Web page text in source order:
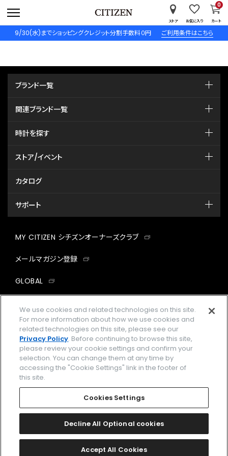
9/30(水)までショッピングクレジット分割手数料０円 ご利用条件はこちら
ストア お気に入り カート
0
ブランド一覧
関連ブランド一覧
時計を探す
ストア/イベント
カタログ
サポート
MY CITIZEN シチズンオーナーズクラブ
メールマガジン登録
GLOBAL
facebookinstagramtwitter
企業情報 ご利用規約
プライバシーポリシー Cookies Settings
Amazon PayはAmazon.com, Inc.またはその関連会社の商標です。
2026 CITIZEN WATCH CO., LTD.
We use cookies and related technologies on this site.
For more information about how we use cookies and
related technologies on this site, please see our
Privacy Policy. Before continuing to browse this site,
please review your cookie settings and confirm your
selection. You can change them at any time by
accessing the "Cookie Settings" link in the footer of
this site.
Cookies Settings
Decline All Optional cookies
Accept All Cookies